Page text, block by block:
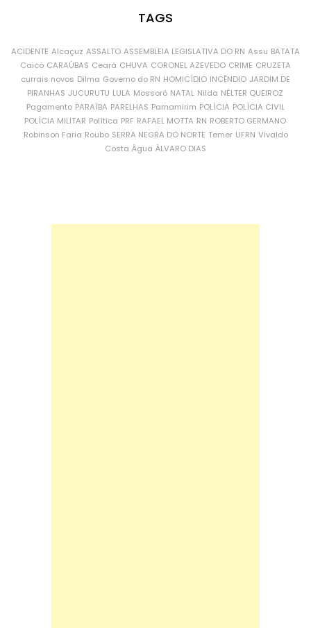
TAGS
ACIDENTE Alcaçuz ASSALTO ASSEMBLEIA LEGISLATIVA DO RN Assu BATATA
Caicó CARAÚBAS Ceará CHUVA CORONEL AZEVEDO CRIME CRUZETA
currais novos Dilma Governo do RN HOMICÍDIO INCÊNDIO JARDIM DE
PIRANHAS JUCURUTU LULA Mossoró NATAL Nilda NÉLTER QUEIROZ
Pagamento PARAÍBA PARELHAS Parnamirim POLÍCIA POLÍCIA CIVIL
POLÍCIA MILITAR Política PRF RAFAEL MOTTA RN ROBERTO GERMANO
Robinson Faria Roubo SERRA NEGRA DO NORTE Temer UFRN Vivaldo
Costa Água ÁLVARO DIAS